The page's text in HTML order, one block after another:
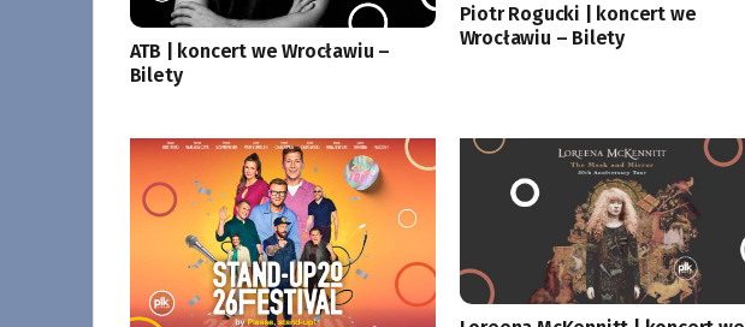
ATB | koncert we Wrocławiu –
Bilety
Piotr Rogucki | koncert we
Wrocławiu – Bilety